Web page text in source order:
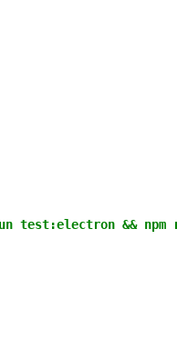
test:electron && npm